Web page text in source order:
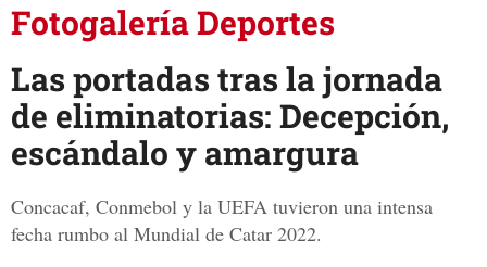
Fotogalería Deportes
Las portadas tras la jornada
de eliminatorias: Decepción,
escándalo y amargura
Concacaf, Conmebol y la UEFA tuvieron una intensa
fecha rumbo al Mundial de Catar 2022.